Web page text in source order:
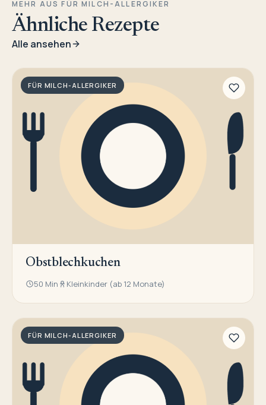
MEHR AUS FÜR MILCH-ALLERGIKER
Ähnliche Rezepte
Alle ansehen
FÜR MILCH-ALLERGIKER
Obstblechkuchen
50 Min Kleinkinder (ab 12 Monate)
FÜR MILCH-ALLERGIKER